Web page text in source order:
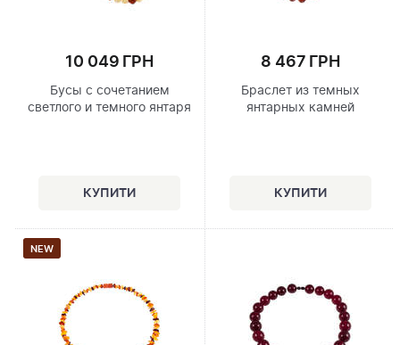
10 049 ГРН
Бусы с сочетанием
светлого и темного янтаря
8 467 ГРН
Браслет из темных
янтарных камней
NEW